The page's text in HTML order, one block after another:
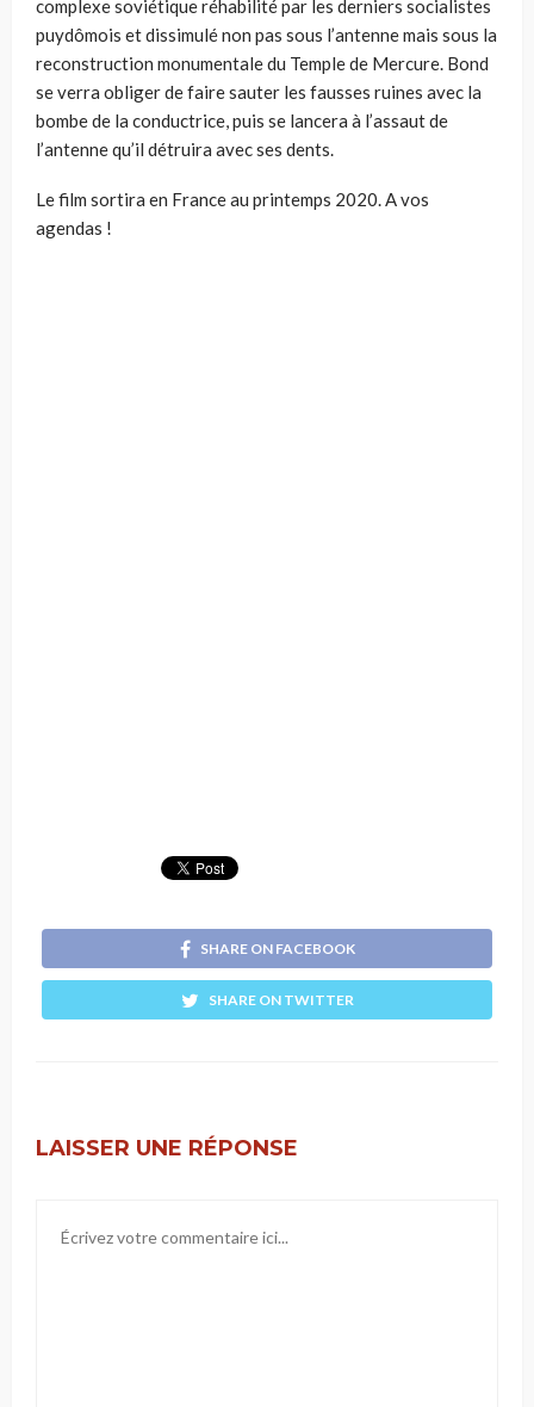
complexe soviétique réhabilité par les derniers socialistes
puydômois et dissimulé non pas sous l’antenne mais sous la
reconstruction monumentale du Temple de Mercure. Bond
se verra obliger de faire sauter les fausses ruines avec la
bombe de la conductrice, puis se lancera à l’assaut de
l’antenne qu’il détruira avec ses dents.
Le film sortira en France au printemps 2020. A vos
agendas !
SHARE ON FACEBOOK
SHARE ON TWITTER
LAISSER UNE RÉPONSE